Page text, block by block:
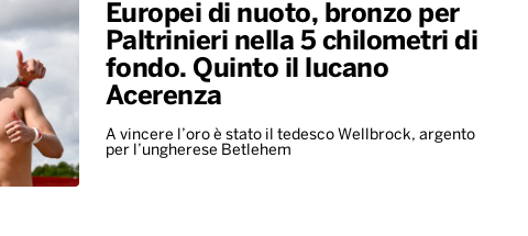
Europei di nuoto, bronzo per
Paltrinieri nella 5 chilometri di
fondo. Quinto il lucano
Acerenza
A vincere l’oro è stato il tedesco Wellbrock, argento
per l’ungherese Betlehem